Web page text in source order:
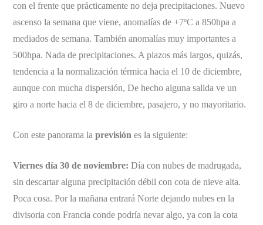
con el frente que prácticamente no deja precipitaciones. Nuevo
ascenso la semana que viene, anomalías de +7ºC a 850hpa a
mediados de semana. También anomalías muy importantes a
500hpa. Nada de precipitaciones. A plazos más largos, quizás,
tendencia a la normalización térmica hacia el 10 de diciembre,
aunque con mucha dispersión, De hecho alguna salida ve un
giro a norte hacia el 8 de diciembre, pasajero, y no mayoritario.
Con este panorama laprevisión es la siguiente:
Viernes día 30 de noviembre: Día con nubes de madrugada,
sin descartar alguna precipitación débil con cota de nieve alta.
Poca cosa. Por la mañana entrará Norte dejando nubes en la
divisoria con Francia conde podría nevar algo, ya con la cota